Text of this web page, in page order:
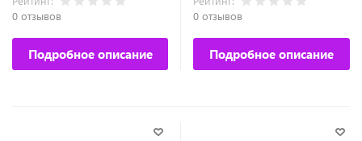
0 отзывов
Подробное описание
0 отзывов
Подробное описание